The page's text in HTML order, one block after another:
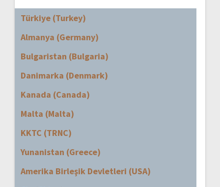
Türkiye (Turkey)
Almanya (Germany)
Bulgaristan (Bulgaria)
Danimarka (Denmark)
Kanada (Canada)
Malta (Malta)
KKTC (TRNC)
Yunanistan (Greece)
Amerika Birleşik Devletleri (USA)